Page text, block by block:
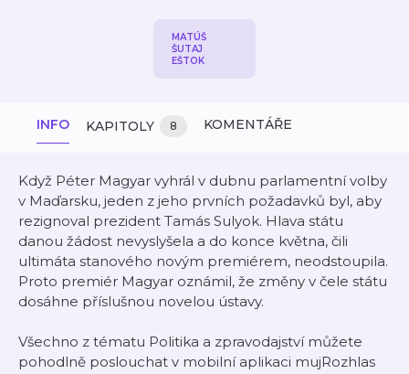
MATÚŠ
ŠUTAJ
EŠTOK
INFO KAPITOLY 8 KOMENTÁŘE
Když Péter Magyar vyhrál v dubnu parlamentní volby
v Maďarsku, jeden z jeho prvních požadavků byl, aby
rezignoval prezident Tamás Sulyok. Hlava státu
danou žádost nevyslyšela a do konce května, čili
ultimáta stanového novým premiérem, neodstoupila.
Proto premiér Magyar oznámil, že změny v čele státu
dosáhne příslušnou novelou ústavy.
Všechno z tématu Politika a zpravodajství můžete
pohodlně poslouchat v mobilní aplikaci mujRozhlas